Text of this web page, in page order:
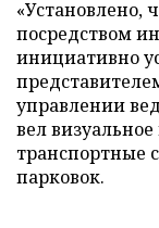
«Установлено,
посредством
инициативно
управлении
вел
транспортные
парковок.